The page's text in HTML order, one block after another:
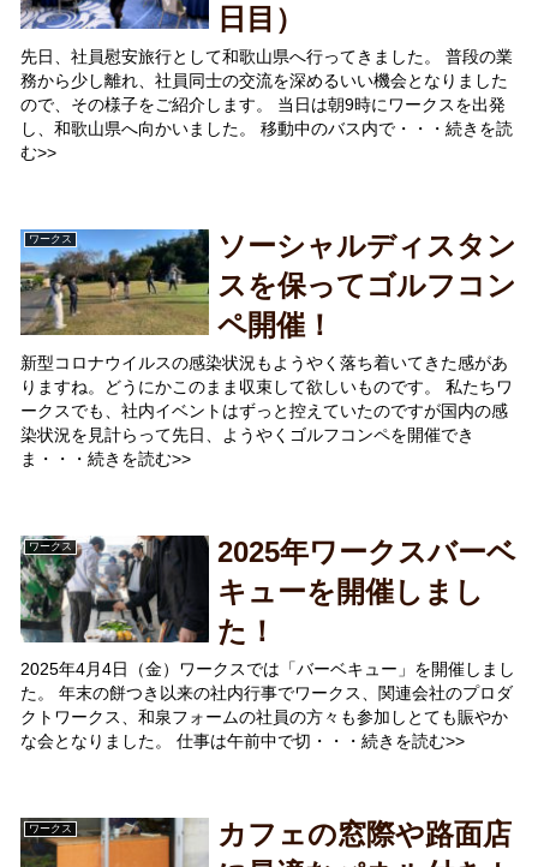
日目）
先日、社員慰安旅行として和歌山県へ行ってきました。 普段の業
務から少し離れ、社員同士の交流を深めるいい機会となりました
ので、その様子をご紹介します。 当日は朝9時にワークスを出発
し、和歌山県へ向かいました。 移動中のバス内で・・・続きを読
む>>
ワークス
ソーシャルディスタン
スを保ってゴルフコン
ペ開催！
新型コロナウイルスの感染状況もようやく落ち着いてきた感があ
りますね。どうにかこのまま収束して欲しいものです。 私たちワ
ークスでも、社内イベントはずっと控えていたのですが国内の感
染状況を見計らって先日、ようやくゴルフコンペを開催でき
ま・・・続きを読む>>
ワークス
2025年ワークスバーベ
キューを開催しまし
た！
2025年4月4日（金）ワークスでは「バーベキュー」を開催しまし
た。 年末の餅つき以来の社内行事でワークス、関連会社のプロダ
クトワークス、和泉フォームの社員の方々も参加しとても賑やか
な会となりました。 仕事は午前中で切・・・続きを読む>>
ワークス
カフェの窓際や路面店